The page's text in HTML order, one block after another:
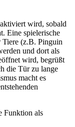
wird, sobald
Eine spielerische
Tiere (z.B. Pinguin
und dort als
wird, begrüßt
die Tür zu lange
macht es
Funktion als